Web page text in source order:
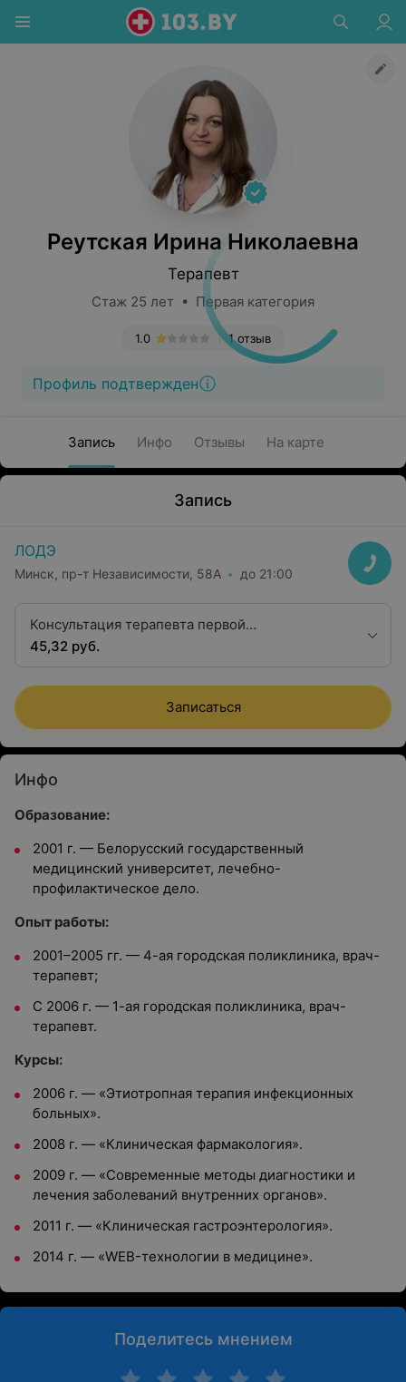
Реутская Ирина Николаевна
Терапевт
Стаж 25 лет • Первая категория
1 отзыв
1.0
Профиль подтвержден
Запись Инфо Отзывы На карте
Запись
ЛОДЭ
Минск, пр-т Независимости, 58А до 21:00
Консультация терапевта первой
квалификационной категории
45,32 руб.
Записаться
Инфо
Образование:
2001 г. — Белорусский государственный
медицинский университет, лечебно-
профилактическое дело.
Опыт работы:
2001–2005 гг. — 4-ая городская поликлиника, врач-
терапевт;
С 2006 г. — 1-ая городская поликлиника, врач-
терапевт.
Курсы:
2006 г. — «Этиотропная терапия инфекционных
больных».
2008 г. — «Клиническая фармакология».
2009 г. — «Современные методы диагностики и
лечения заболеваний внутренних органов».
2011 г. — «Клиническая гастроэнтерология».
2014 г. — «WEB-технологии в медицине».
Поделитесь мнением